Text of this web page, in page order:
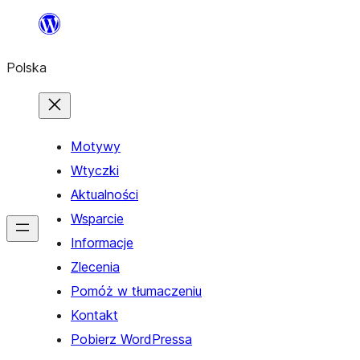
Przejdź
treści
Polska
Motywy
Wtyczki
Aktualności
Wsparcie
Informacje
Zlecenia
Pomóż w tłumaczeniu
Kontakt
Pobierz WordPressa